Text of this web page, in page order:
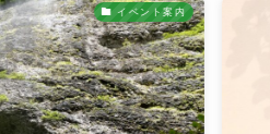
イベント案内